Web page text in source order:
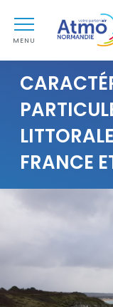
Aller au premier
Aller à la recherche
MENU
Atmo
FRANCE